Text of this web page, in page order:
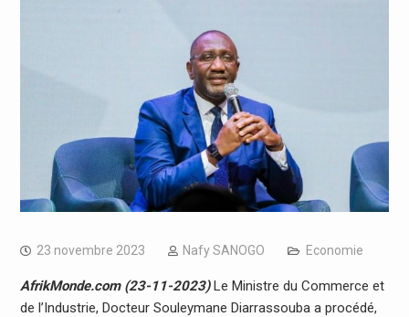
23 novembre 2023 Nafy SANOGO Economie
AfrikMonde.com (23-11-2023)Le Ministre du Commerce et
de l’Industrie, Docteur Souleymane Diarrassouba a procédé,